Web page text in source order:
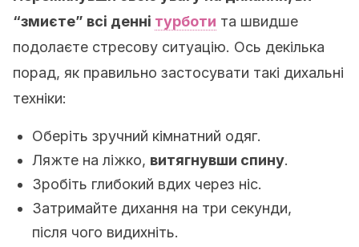
“змиєте” всі денні турботи та швидше
подолаєте стресову ситуацію. Ось декілька
порад, як правильно застосувати такі дихальні
техніки:
Оберіть зручний кімнатний одяг.
Ляжте на ліжко, витягнувши спину.
Зробіть глибокий вдих через ніс.
Затримайте дихання на три секунди,
після чого видихніть.